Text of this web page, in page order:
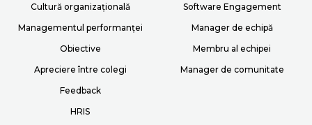
Cultură organizațională
Managementul performanței
Obiective
Apreciere între colegi
Feedback
HRIS
Software Engagement
Manager de echipă
Membru al echipei
Manager de comunitate